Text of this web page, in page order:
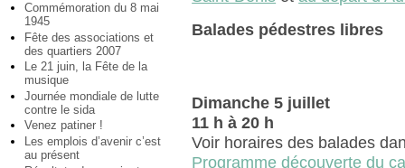
Commémoration du 8 mai
1945
Fête des associations et
des quartiers 2007
Le 21 juin, la Fête de la
musique
Journée mondiale de lutte
contre le sida
Venez patiner !
Les emplois d’avenir c’est
au présent
Balades pédestres libres
Dimanche 5 juillet
11 h à 20 h
Voir horaires des balades
Programme découverte du